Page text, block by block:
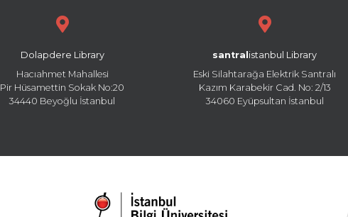
Dolapdere Library
Hacıahmet Mahallesi
Pir Hüsamettin Sokak No:20
34440 Beyoğlu İstanbul
santral istanbul Library
Eski Silahtarağa Elektrik Santralı
Kazım Karabekir Cad. No: 2/13
34060 Eyüpsultan İstanbul